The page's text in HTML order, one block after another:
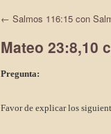
← Salmos 116:15 con
Mateo 23:8,10
Pregunta:
Favor de explicar los